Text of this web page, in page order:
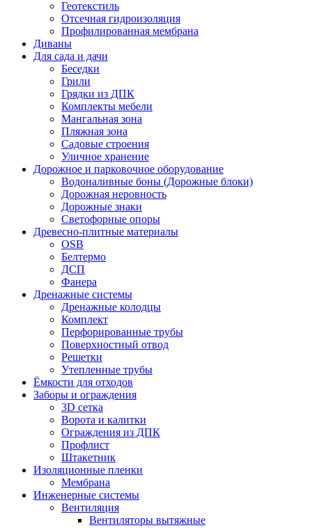
Геотекстиль
Отсечная гидроизоляция
Профилированная мембрана
Диваны
Для сада и дачи
Беседки
Грили
Грядки из ДПК
Комплекты мебели
Мангальная зона
Пляжная зона
Садовые строения
Уличное хранение
Дорожное и парковочное оборудование
Водоналивные боны (Дорожные блоки)
Дорожная неровность
Дорожные знаки
Светофорные опоры
Древесно-плитные материалы
OSB
Белтермо
ДСП
Фанера
Дренажные системы
Дренажные колодцы
Комплект
Перфорированные трубы
Поверхностный отвод
Решетки
Утепленные трубы
Ёмкости для отходов
Заборы и ограждения
3D сетка
Ворота и калитки
Ограждения из ДПК
Профлист
Штакетник
Изоляционные пленки
Мембрана
Инженерные системы
Вентиляция
Вентиляторы вытяжные